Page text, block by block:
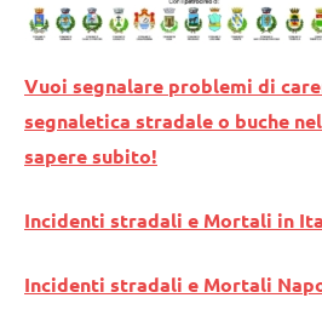
Vuoi segnalare problemi di
segnaletica stradale o buche
sapere subito!
Incidenti stradali e Mortali in
Incidenti stradali e Mortali